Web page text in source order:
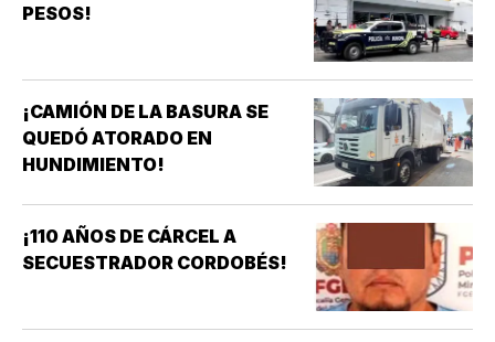
PESOS!
¡CAMIÓN DE LA BASURA SE
QUEDÓ ATORADO EN
HUNDIMIENTO!
¡110 AÑOS DE CÁRCEL A
SECUESTRADOR CORDOBÉS!